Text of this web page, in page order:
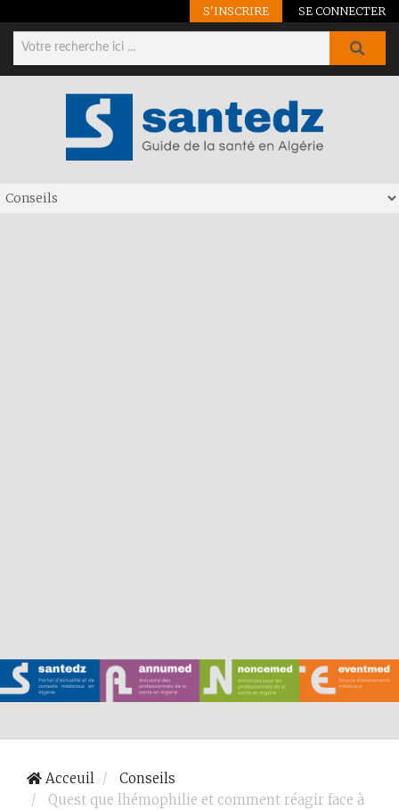
S'INSCRIRE SE CONNECTER
Acceuil
Conseils
Quest que lhémophilie et comment réagir face à